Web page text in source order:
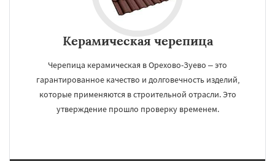
Керамическая черепица
Черепица керамическая в Орехово-Зуево – это
гарантированное качество и долговечность изделий,
которые применяются в строительной отрасли. Это
утверждение прошло проверку временем.